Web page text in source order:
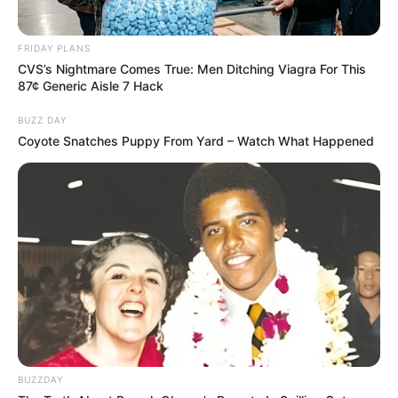
Kategóriák
Friss hírek
Művészek
Természet
Világ
Információ
FRIDAY PLANS
CVS’s Nightmare Comes True: Men Ditching Viagra For This
87¢ Generic Aisle 7 Hack
BUZZ DAY
Coyote Snatches Puppy From Yard – Watch What Happened
BUZZDAY